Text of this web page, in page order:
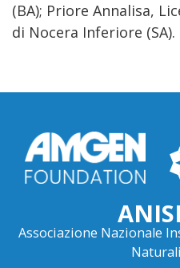
(BA); Priore Annalisa,
di Nocera Inferiore (SA).
Associazione Nazionale
Naturali